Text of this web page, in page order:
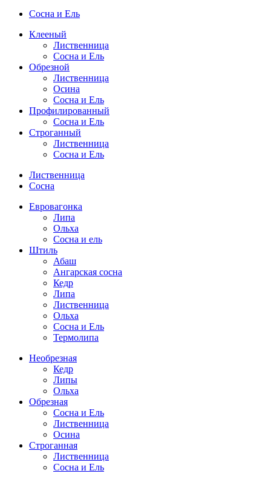
Сосна и Ель
Клееный
Лиственница
Сосна и Ель
Обрезной
Лиственница
Осина
Сосна и Ель
Профилированный
Сосна и Ель
Строганный
Лиственница
Сосна и Ель
Лиственница
Сосна
Евровагонка
Липа
Ольха
Сосна и ель
Штиль
Абаш
Ангарская сосна
Кедр
Липа
Лиственница
Ольха
Сосна и Ель
Термолипа
Необрезная
Кедр
Липы
Ольха
Обрезная
Cосна и Ель
Лиственница
Осина
Строганная
Лиственница
Сосна и Ель